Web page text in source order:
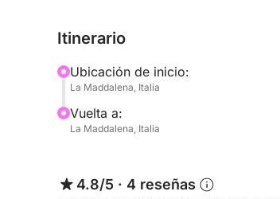
Desde La Maddalena, Palau o Poltu
Para salidas desde Palau: +70 €
Itinerario
Ubicación de inicio:
La Maddalena, Italia
Vuelta a:
La Maddalena, Italia
4.8/5 · 4 reseñas